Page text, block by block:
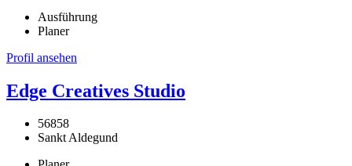
Ausführung
Planer
Profil ansehen
Edge Creatives Studio
56858
Sankt Aldegund